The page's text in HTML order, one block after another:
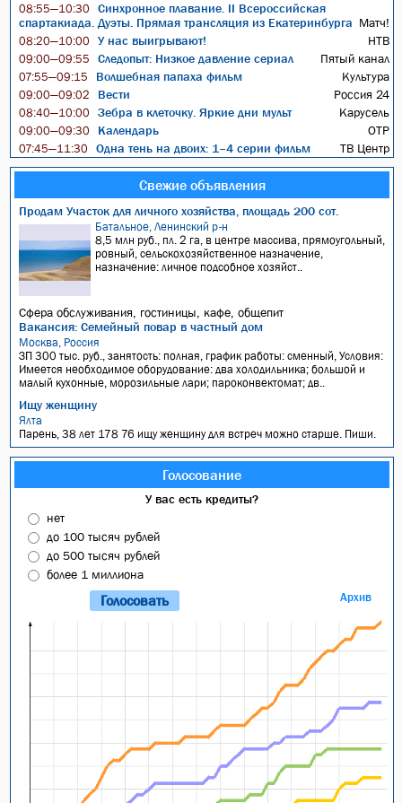
08:55—10:30
Синхронное плавание. II Всероссийская
спартакиада. Дуэты. Прямая трансляция из Екатеринбурга Матч!
08:20—10:00 У нас выигрывают! НТВ
09:00—09:55 Следопыт: Низкое давление сериал Пятый канал
07:55—09:15 Волшебная папаха фильм Культура
09:00—09:02 Вести Россия 24
08:40—10:00 Зебра в клеточку. Яркие дни мульт Карусель
09:00—09:30 Календарь ОТР
07:45—11:30 Одна тень на двоих: 1–4 серии фильм ТВ Центр
Свежие объявления
Продам Участок для личного хозяйства, площадь 200 сот.
Батальное, Ленинский р-н
8,5 млн руб., пл. 2 га, в центре массива, прямоугольный,
ровный, сельскохозяйственное назначение,
назначение: личное подсобное хозяйст..
Сфера обслуживания, гостиницы, кафе, общепит
Вакансия: Семейный повар в частный дом
Москва, Россия
ЗП 300 тыс. руб., занятость: полная, график работы: сменный, Условия:
Имеется необходимое оборудование: два холодильника; большой и
малый кухонные, морозильные лари; пароконвектомат; дв..
Ищу женщину
Ялта
Парень, 38 лет 178 76 ищу женщину для встреч можно старше. Пиши.
Голосование
У вас есть кредиты?
нет
до 100 тысяч рублей
до 500 тысяч рублей
более 1 миллиона
Архив